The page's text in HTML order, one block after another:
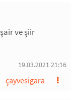
ve şiir
19.03.2021 21:16
çayvesigara